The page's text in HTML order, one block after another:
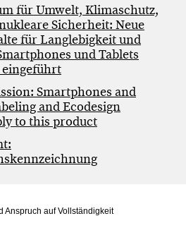
für Umwelt, Klimaschutz,
Sicherheit: Neue
für Langlebigkeit und
und Tablets
Smartphones and
and Ecodesign
to this product
Anspruch auf Vollständigkeit